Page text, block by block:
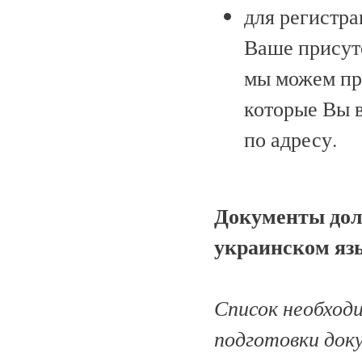
для
Ваше
мы можем
которые Вы
по адресу.
Документы
украинском
Список
подготовки